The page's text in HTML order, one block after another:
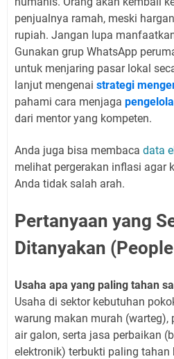
penjualnya ramah, meski
rupiah. Jangan lupa
Gunakan grup WhatsApp
untuk menjaring pasar lokal
lanjut mengenai strategi
pahami cara menjaga
dari mentor yang kompeten.
Anda juga bisa membaca data
melihat pergerakan inflasi agar
Anda tidak salah arah.
Pertanyaan yang
Ditanyakan
Usaha apa yang paling tahan
Usaha di sektor kebutuhan
warung makan murah (warteg),
air galon, serta jasa perbaikan
elektronik) terbukti paling